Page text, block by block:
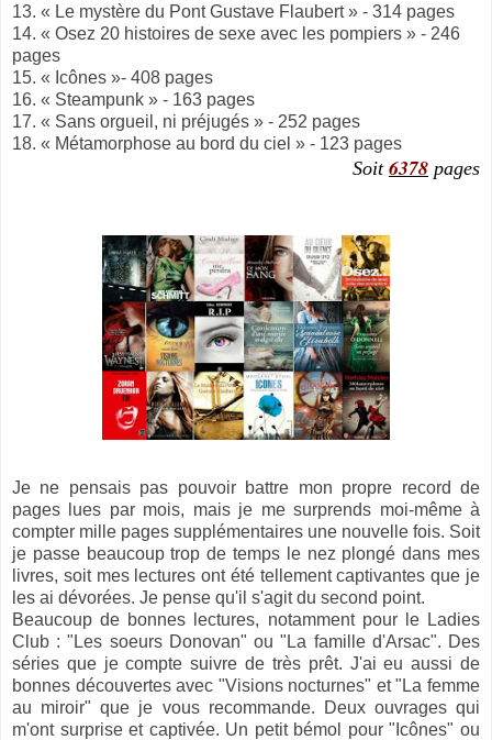
13. « Le mystère du Pont Gustave Flaubert » - 314 pages
14. « Osez 20 histoires de sexe avec les pompiers » - 246
pages
15. « Icônes »- 408 pages
16. « Steampunk » - 163 pages
17. « Sans orgueil, ni préjugés » - 252 pages
18. « Métamorphose au bord du ciel » - 123 pages
Soit 6378 pages
Je ne pensais pas pouvoir battre mon propre record de
pages lues par mois, mais je me surprends moi-même à
compter mille pages supplémentaires une nouvelle fois. Soit
je passe beaucoup trop de temps le nez plongé dans mes
livres, soit mes lectures ont été tellement captivantes que je
les ai dévorées. Je pense qu'il s'agit du second point.
Beaucoup de bonnes lectures, notamment pour le Ladies
Club : "Les soeurs Donovan" ou "La famille d'Arsac". Des
séries que je compte suivre de très prêt. J'ai eu aussi de
bonnes découvertes avec "Visions nocturnes" et "La femme
au miroir" que je vous recommande. Deux ouvrages qui
m'ont surprise et captivée. Un petit bémol pour "Icônes" ou